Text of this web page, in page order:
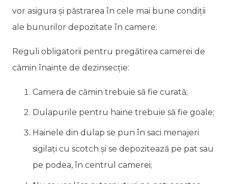
vor asigura și păstrarea în cele mai bune condiții
ale bunurilor depozitate în camere.
Reguli obligatorii pentru pregătirea camerei de
cămin înainte de dezinsecție:
Camera de cămin trebuie să fie curată;
Dulapurile pentru haine trebuie să fie goale;
Hainele din dulap se pun în saci menajeri
sigilați cu scotch și se depozitează pe pat sau
pe podea, în centrul camerei;